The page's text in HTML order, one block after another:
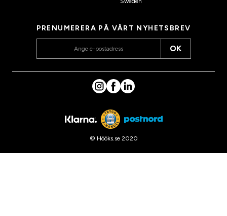
PRENUMERERA PÅ VÅRT NYHETSBREV
OK
© Hööks.se 2020